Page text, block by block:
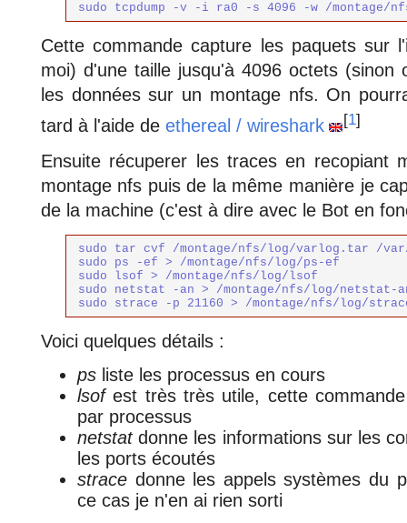
sudo tcpdump -v -i ra0 -s 4096 -w /montage/
Cette commande capture les paquets sur
moi) d'une taille jusqu'à 4096 octets
les données sur un montage nfs. On
tard à l'aide de ethereal / wireshark [1]
Ensuite récuperer les traces en recopiant
montage nfs puis de la même manière je
de la machine (c'est à dire avec le Bot en
sudo tar cvf /montage/nfs/log/varlog.tar /
sudo ps -ef > /montage/nfs/log/ps-ef
sudo lsof > /montage/nfs/log/lsof
sudo netstat -an > /montage/nfs/log/netstat-
sudo strace -p 21160 > /montage/nfs/log/
Voici quelques détails :
psliste les processus en cours
lsofest très très utile, cette
par processus
netstatdonne les informations sur les
les ports écoutés
stracedonne les appels systèmes du
ce cas je n'en ai rien sorti